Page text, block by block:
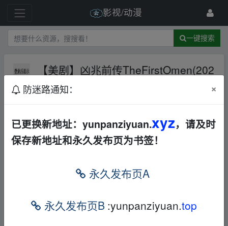
影视/动漫
一键搜索
【美剧】凶兆前传TheFirstOmen(202
4)美国惊悚恐怖电影
恐怖
编剧: 蒂姆·史密斯 / 阿卡莎·史蒂文森 / 基斯·托
防迷路通知： ×
已更换新地址：yunpanziyuan.xyz，请及时
保存新地址和永久发布页为书签！
永久发布页A
永久发布页B :yunpanziyuan.top